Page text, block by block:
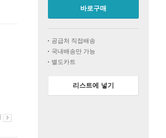
바로구매
공급처 직접배송
국내배송만 가능
별도카트
리스트에 넣기